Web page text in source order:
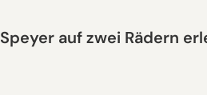
Speyer auf zwei Rädern